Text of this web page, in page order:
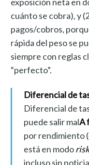
cuánto se cobra), y
pagos/cobros,
rápida del peso se
siempre con reglas
“perfecto”.
Diferencial de
Diferencial de
puede salir malA
por rendimiento
está en modo
incluso sin